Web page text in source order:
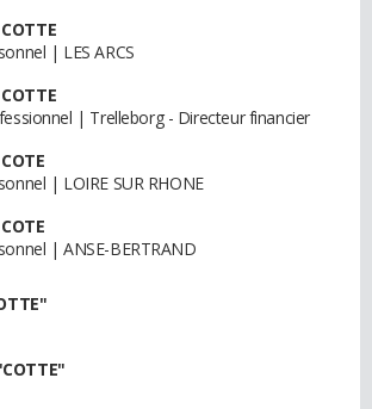
| LES ARCS
| Trelleborg - Directeur financier
| LOIRE SUR RHONE
| ANSE-BERTRAND